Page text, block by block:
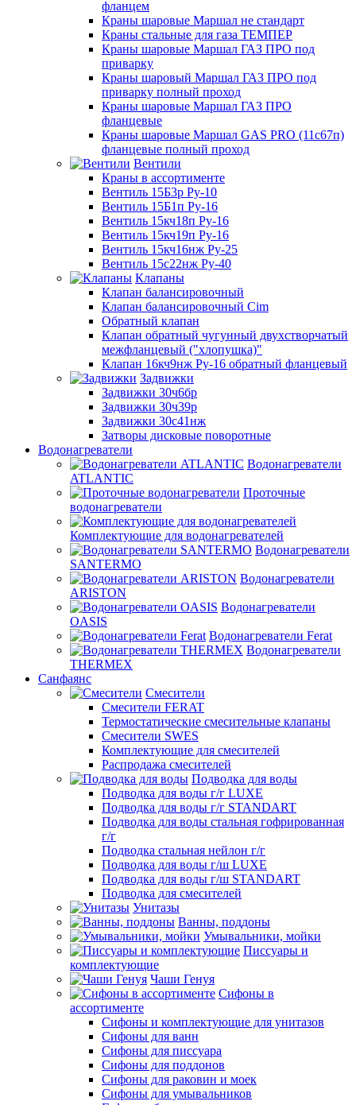
фланцем
Краны шаровые Маршал не стандарт
Краны стальные для газа ТЕМПЕР
Краны шаровые Маршал ГАЗ ПРО под
приварку
Краны шаровый Маршал ГАЗ ПРО под
приварку полный проход
Краны шаровые Маршал ГАЗ ПРО
фланцевые
Краны шаровые Маршал GAS PRO (11с67п)
фланцевые полный проход
Вентили
Краны в ассортименте
Вентиль 15Б3р Ру-10
Вентиль 15Б1п Ру-16
Вентиль 15кч18п Ру-16
Вентиль 15кч19п Ру-16
Вентиль 15кч16нж Ру-25
Вентиль 15с22нж Ру-40
Клапаны
Клапан балансировочный
Клапан балансировочный Cim
Обратный клапан
Клапан обратный чугунный двухстворчатый
межфланцевый ("хлопушка)"
Клапан 16кч9нж Ру-16 обратный фланцевый
Задвижки
Задвижки 30ч6бр
Задвижки 30ч39р
Задвижки 30с41нж
Затворы дисковые поворотные
Водонагреватели
Водонагреватели
ATLANTIC
Проточные
водонагреватели
Комплектующие для водонагревателей
Водонагреватели
SANTERMO
Водонагреватели
ARISTON
Водонагреватели
OASIS
Водонагреватели Ferat
Водонагреватели
THERMEX
Санфаянс
Смесители
Смесители FERAT
Термостатические смесительные клапаны
Смесители SWES
Комплектующие для смесителей
Распродажа смесителей
Подводка для воды
Подводка для воды г/г LUXE
Подводка для воды г/г STANDART
Подводка для воды стальная гофрированная
г/г
Подводка стальная нейлон г/г
Подводка для воды г/ш LUXE
Подводка для воды г/ш STANDART
Подводка для смесителей
Унитазы
Ванны, поддоны
Умывальники, мойки
Писсуары и
комплектующие
Чаши Генуя
Сифоны в
ассортименте
Сифоны и комплектующие для унитазов
Сифоны для ванн
Сифоны для писсуара
Сифоны для поддонов
Сифоны для раковин и моек
Сифоны для умывальников